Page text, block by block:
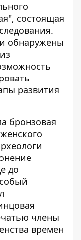
состоящая
обнаружены
развития
бронзовая
до
члены
времен